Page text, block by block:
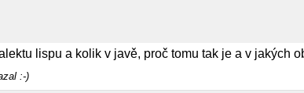
lispu a kolik v javě, proč tomu tak je a v jakých
:-)